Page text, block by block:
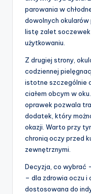
parowania w
dowolnych okularów
listę zalet
użytkowaniu.
Z drugiej strony,
codziennej
istotne szczególnie
ciałem obcym w
oprawek pozwala
dodatek, który
okazji. Warto przy
chronią oczy przed
zewnętrznymi.
Decyzja, co wybrać
– dla zdrowia oczu i
dostosowana do